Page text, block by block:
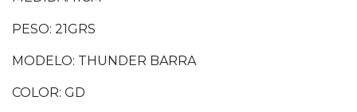
PESO: 21GRS
MODELO: THUNDER BARRA
COLOR: GD